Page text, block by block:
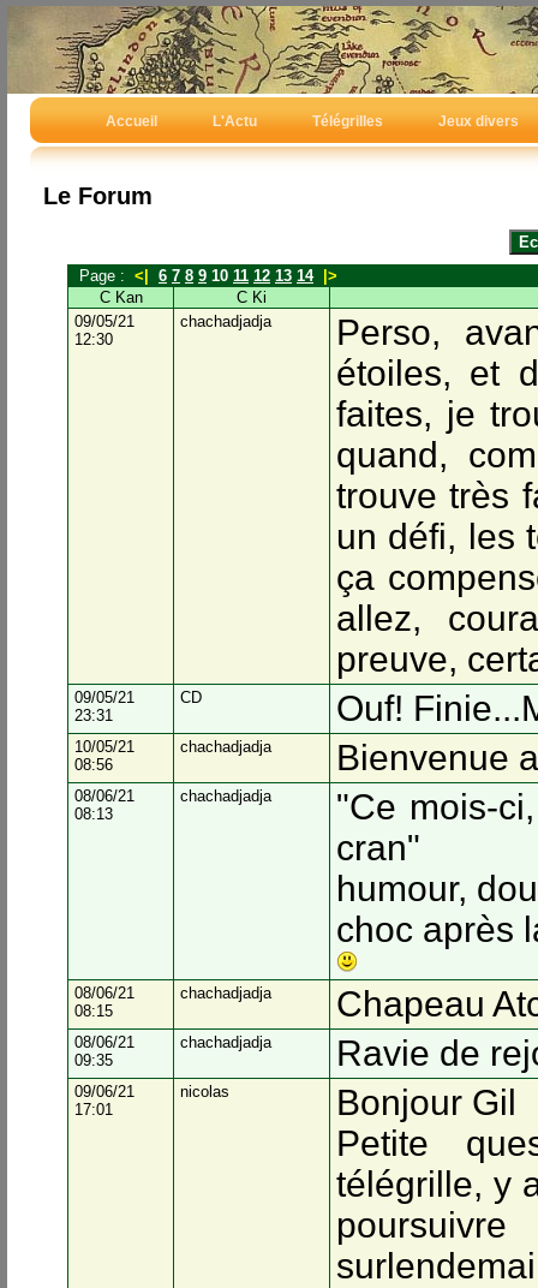
Accueil L'Actu Télégrilles Jeux divers
Le Forum
Page : <| 6 7 8 9 10 11 12 13 14
|>
C Kan
C Ki
09/05/21
12:30
chachadjadja
Perso,
étoiles, et
faites, je
quand,
trouve très
un défi, les
ça
allez,
preuve,
09/05/21
23:31
CD Ouf!
10/05/21
08:56
chachadjadja Bienvenue
08/06/21
08:13
chachadjadja
"Ce mois-
cran"
humour,
choc après
08/06/21
08:15
chachadjadja Chapeau
08/06/21
09:35
chachadjadja Ravie de
09/06/21
17:01
nicolas
Bonjour Gil
Petite
télégrille, y